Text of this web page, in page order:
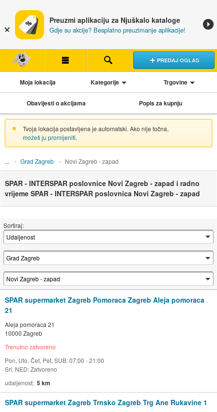
Preuzmi aplikaciju za Njuškalo kataloge
Gdje su akcije? Besplatno preuzimanje aplikacije!
PREDAJ OGLAS
Moja lokacija Kategorije Trgovine
Obavijesti o akcijama Popis za kupnju
Tvoja lokacija postavljena je automatski. Ako nije točna,
možeš ju promijeniti.
Grad Zagreb Novi Zagreb - zapad
SPAR - INTERSPAR poslovnice Novi Zagreb - zapad i radno
vrijeme SPAR - INTERSPAR poslovnica Novi Zagreb - zapad
Sortiraj:
SPAR supermarket Zagreb Pomoraca Zagreb Aleja pomoraca
21
Aleja pomoraca 21
10000 Zagreb
Trenutno zatvoreno
Pon, Uto, Čet, Pet, SUB: 07:00 - 21:00
Sri, NED: Zatvoreno
udaljenost 5 km
SPAR supermarket Zagreb Trnsko Zagreb Trg Ane Rukavine 1